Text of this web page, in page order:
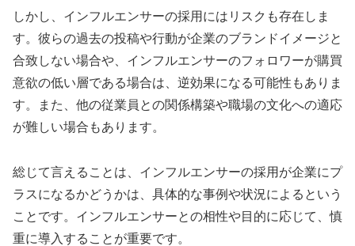
しかし、インフルエンサーの採用にはリスクも存在しま
す。彼らの過去の投稿や行動が企業のブランドイメージと
合致しない場合や、インフルエンサーのフォロワーが購買
意欲の低い層である場合は、逆効果になる可能性もありま
す。また、他の従業員との関係構築や職場の文化への適応
が難しい場合もあります。
総じて言えることは、インフルエンサーの採用が企業にプ
ラスになるかどうかは、具体的な事例や状況によるという
ことです。インフルエンサーとの相性や目的に応じて、慎
重に導入することが重要です。